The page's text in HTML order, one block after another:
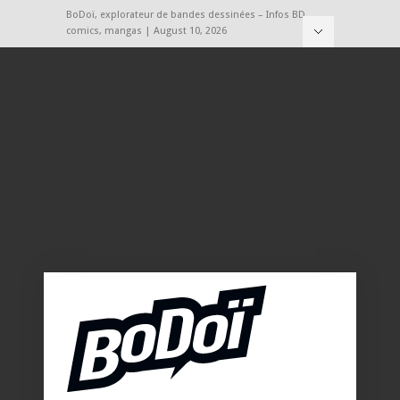
BoDoï, explorateur de bandes dessinées – Infos BD,
comics, mangas | August 10, 2026